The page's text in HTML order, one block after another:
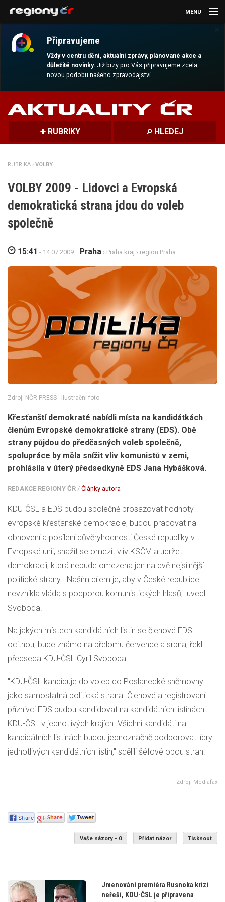
Připravujeme
Vždy v centru dění, aktuální zprávy, plánované akce a
důležité novinky.Již brzy pro Vás připravujeme zcela
novou podobu našeho zpravodajství
MENU
AKTUALITY
MAGAZÍN
DALŠÍ
REGION
RUBRIKY HLEDEJ
RUBRIKA › VOLBY
VOLBY 2009 - Lidovci a Evropská
demokratická strana jdou do voleb
společně
15:41 - 14.07.2009 Praha › Praha kraj › region Praha
Zdroj: NČR PRESS - Ilustrační foto
Křesťanští demokraté nabídli místa na kandidátkách
členům Evropské demokratické strany (EDS). Obě
strany půjdou do předčasných voleb společně,
spolupráce by měla snížit vliv komunistů v zemi,
prohlásila v úterý předsedkyně EDS Jana Hybášková.
REDAKCE REGIONY ČR / Články autora
KDU-ČSL a EDS budou společně prosazovat hodnoty
evropské křesťanské demokracie, budou pracovat na
obnovení a posílení důvěryhodnosti České republiky v
Evropské unii, snažit se omezit vliv KSČM a udržet
demokracii, která nebude omezena jen na dvě nejsilnější
politické strany. "Naším cílem je, aby v České republice
nevznikla vláda s podporou komunistických hlasů," uvedl
Svoboda.
Na jakých místech kandidátních listin se členové EDS
ocitnou, bude známo na přelomu července a srpna, řekl
předseda KDU-ČSL Cyril Svoboda.
"KDU-ČSL kandiduje do voleb do Poslanecké sněmovny
jako samostatná politická strana. Členové a registrovaní
příznivci EDS budou kandidovat na kandidátních listinách
KDU-ČSL v jednotlivých krajích. Všichni kandidáti na
kandidátních listinách budou jednoznačně podporovat lídry
jednotlivých kandidátních listin," sdělili šéfové obou stran.
Zdroj: Mediafax
Vaše názory - 0 Přidat názor Tisknout
Jmenování premiéra Rusnoka krizi
neřeší, KDU-ČSL je připravena